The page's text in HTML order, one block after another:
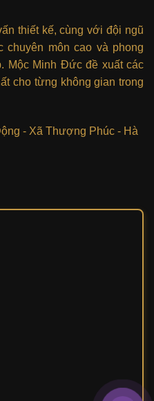
thiết kế, cùng với đội ngũ
môn cao và phong
Mộc Minh Đức đề xuất các
cho từng không gian trong
- Xã Thượng Phúc - Hà